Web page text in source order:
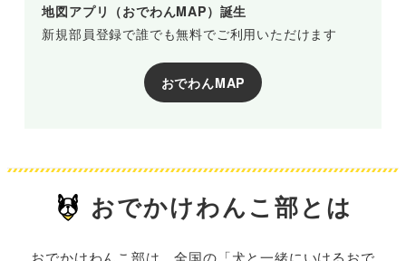
地図アプリ（おでわんMAP）誕生
新規部員登録で誰でも無料でご利用いただけます
おでわんMAP
おでかけわんこ部とは